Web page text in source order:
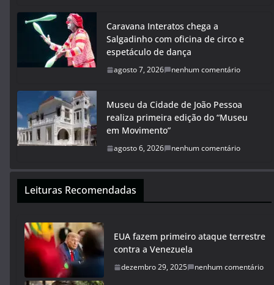
Caravana Interatos chega a
Salgadinho com oficina de circo e
espetáculo de dança
agosto 7, 2026 nenhum comentário
Museu da Cidade de João Pessoa
realiza primeira edição do “Museu
em Movimento”
agosto 6, 2026 nenhum comentário
Leituras Recomendadas
EUA fazem primeiro ataque terrestre
contra a Venezuela
dezembro 29, 2025 nenhum comentário